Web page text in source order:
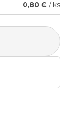
0,80 € / ks